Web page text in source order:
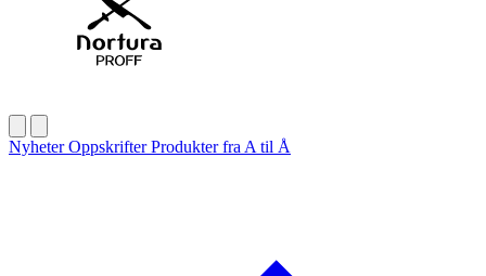
NyheterOppskrifterProdukter fra A til Å